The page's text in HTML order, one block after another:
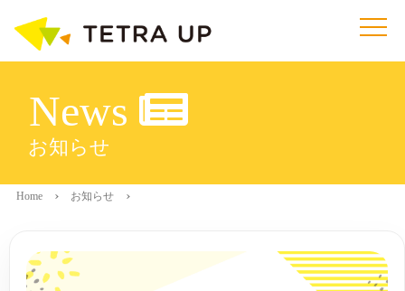
News
お知らせ
Home お知らせ